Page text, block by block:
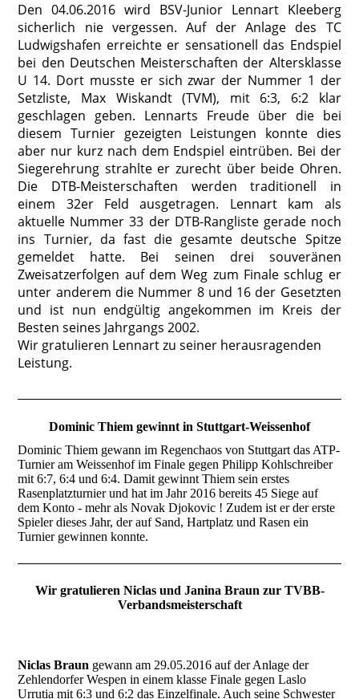
Den 04.06.2016 wird BSV-Junior Lennart Kleeberg
sicherlich nie vergessen. Auf der Anlage des TC
Ludwigshafen erreichte er sensationell das Endspiel
bei den Deutschen Meisterschaften der Altersklasse
U 14. Dort musste er sich zwar der Nummer 1 der
Setzliste, Max Wiskandt (TVM), mit 6:3, 6:2 klar
geschlagen geben. Lennarts Freude über die bei
diesem Turnier gezeigten Leistungen konnte dies
aber nur kurz nach dem Endspiel eintrüben. Bei der
Siegerehrung strahlte er zurecht über beide Ohren.
Die DTB-Meisterschaften werden traditionell in
einem 32er Feld ausgetragen. Lennart kam als
aktuelle Nummer 33 der DTB-Rangliste gerade noch
ins Turnier, da fast die gesamte deutsche Spitze
gemeldet hatte. Bei seinen drei souveränen
Zweisatzerfolgen auf dem Weg zum Finale schlug er
unter anderem die Nummer 8 und 16 der Gesetzten
und ist nun endgültig angekommen im Kreis der
Besten seines Jahrgangs 2002.
Wir gratulieren Lennart zu seiner herausragenden
Leistung.
Dominic Thiem gewinnt in Stuttgart-Weissenhof
Dominic Thiem gewann im Regenchaos von Stuttgart das ATP-
Turnier am Weissenhof im Finale gegen Philipp Kohlschreiber
mit 6:7, 6:4 und 6:4. Damit gewinnt Thiem sein erstes
Rasenplatzturnier und hat im Jahr 2016 bereits 45 Siege auf
dem Konto - mehr als Novak Djokovic ! Zudem ist er der erste
Spieler dieses Jahr, der auf Sand, Hartplatz und Rasen ein
Turnier gewinnen konnte.
Wir gratulieren Niclas und Janina Braun zur TVBB-
Verbandsmeisterschaft
Niclas Braun gewann am 29.05.2016 auf der Anlage der
Zehlendorfer Wespen in einem klasse Finale gegen Laslo
Urrutia mit 6:3 und 6:2 das Einzelfinale. Auch seine Schwester